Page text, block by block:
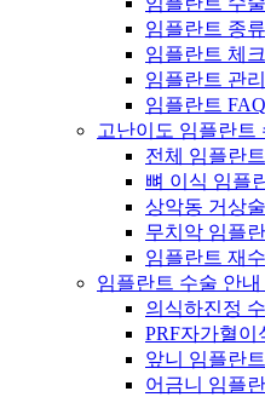
임플란트 종
임플란트 체
임플란트 관
임플란트 FAQ
고난이도 임플란트
전체 임플란트
뼈 이식 임플
상악동 거상술
무치악 임플
임플란트 재
임플란트 수술 안
의식하진정
PRF자가혈이
앞니 임플란트
어금니 임플